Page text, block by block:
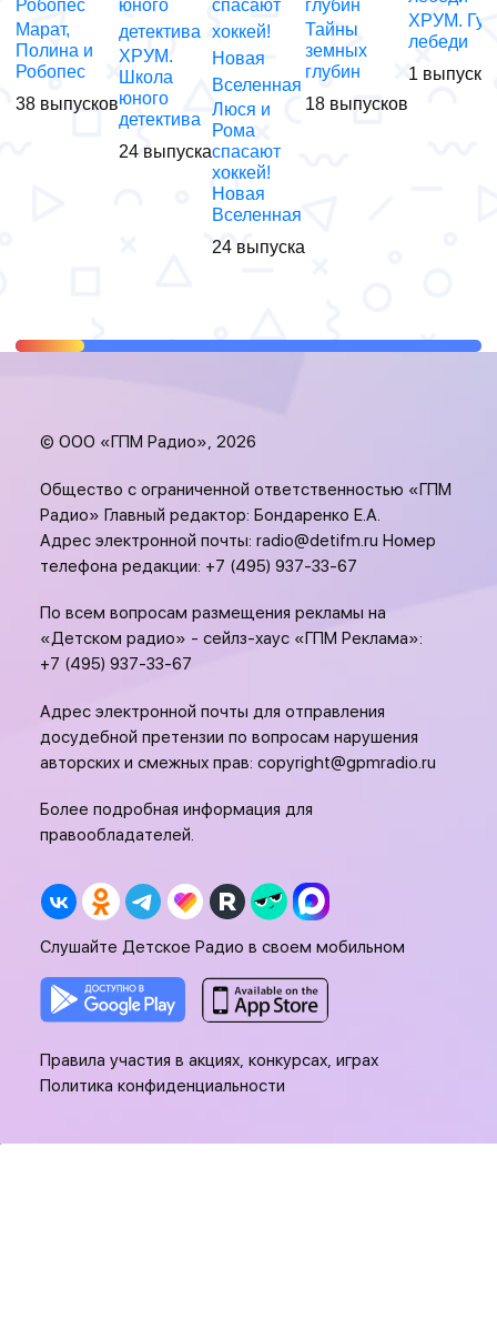
Марат,
Полина и
Робопес
38 выпусков
ХРУМ.
Школа
юного
детектива
24 выпуска
Люся и
Рома
спасают
хоккей!
Новая
Вселенная
24 выпуска
Тайны
земных
глубин
18 выпусков
ХРУМ.
лебеди
1 выпуск
© ООО «ГПМ Радио», 2026
Общество с ограниченной ответственностью «ГПМ
Радио» Главный редактор: Бондаренко Е.А.
Адрес электронной почты: radio@detifm.ru Номер
телефона редакции: +7 (495) 937-33-67
По всем вопросам размещения рекламы на
«Детском радио» - сейлз-хаус «ГПМ Реклама»:
+7 (495) 937-33-67
Адрес электронной почты для отправления
досудебной претензии по вопросам нарушения
авторских и смежных прав: copyright@gpmradio.ru
Более подробная информация для
правообладателей.
Слушайте Детское Радио в своем мобильном
Правила участия в акциях, конкурсах, играх
Политика конфиденциальности